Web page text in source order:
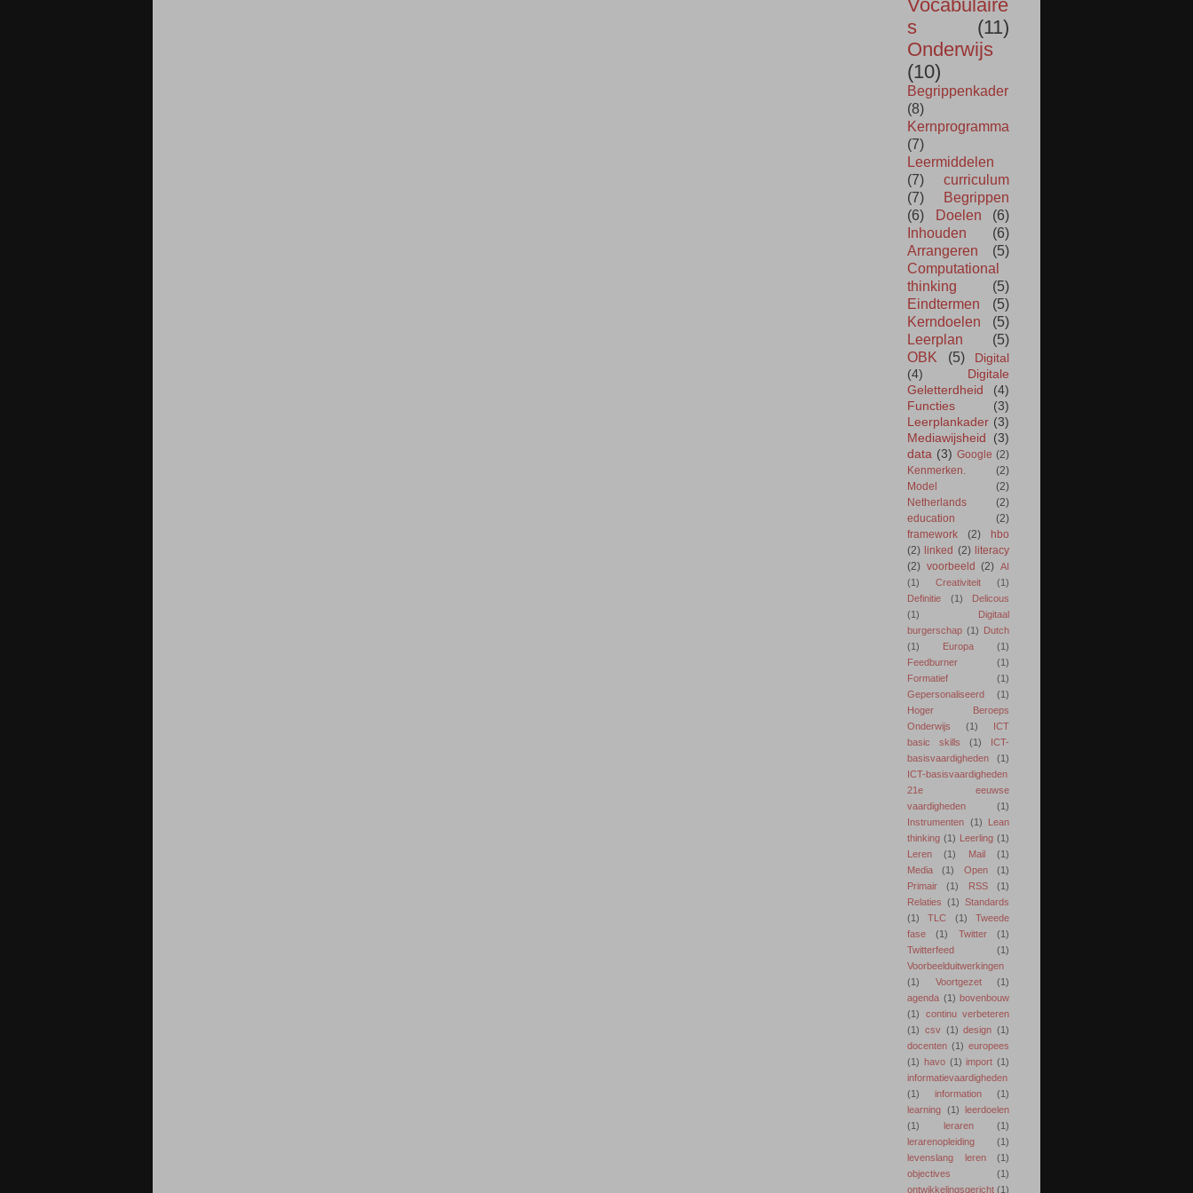
Vocabulaire
s
(11)
Onderwijs
(10)
Begrippenkader
(8)
Kernprogramma
(7)
Leermiddelen
(7)
curriculum
(7)
Begrippen
(6)
Doelen
(6)
Inhouden
(6)
Arrangeren
(5)
Computational
thinking
(5)
Eindtermen
(5)
Kerndoelen
(5)
Leerplan
(5)
OBK
(5)
Digital
(4)
Digitale
Geletterdheid
(4)
Functies
(3)
Leerplankader (3)
Mediawijsheid
(3)
data (3) Google (2)
Kenmerken.
(2)
Model
(2)
Netherlands
(2)
education
(2)
framework
(2)
hbo
(2) linked (2) literacy
(2) voorbeeld (2) AI
(1)
Creativiteit
(1)
Definitie
(1)
Delicous
(1)
Digitaal
burgerschap (1) Dutch
(1)
Europa
(1)
Feedburner
(1)
Formatief
(1)
Gepersonaliseerd
(1)
Hoger Beroeps
Onderwijs
(1)
ICT
basic skills
(1)
ICT-
basisvaardigheden
(1)
ICT-basisvaardigheden
21e eeuwse
vaardigheden
(1)
Instrumenten (1)
Lean
thinking (1) Leerling (1)
Leren
(1) Mail
(1)
Media
(1) Open
(1)
Primair
(1) RSS
(1)
Relaties (1) Standards
(1)
TLC (1)
Tweede
fase
(1) Twitter
(1)
Twitterfeed
(1)
Voorbeelduitwerkingen
(1)
Voortgezet
(1)
agenda (1) bovenbouw
(1)
continu verbeteren
(1) csv (1) design (1)
docenten (1) europees
(1) havo (1) import (1)
informatievaardigheden
(1)
information
(1)
learning (1) leerdoelen
(1)
leraren
(1)
lerarenopleiding
(1)
levenslang leren
(1)
objectives
(1)
ontwikkelingsgericht (1)